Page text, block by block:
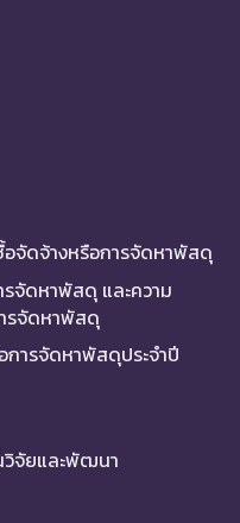
อจัดจ้างหรือการจัดหาพัสดุ
จัดหาพัสดุ และความ
รจัดหาพัสดุ
การจัดหาพัสดุประจำปี
วิจัยและพัฒนา